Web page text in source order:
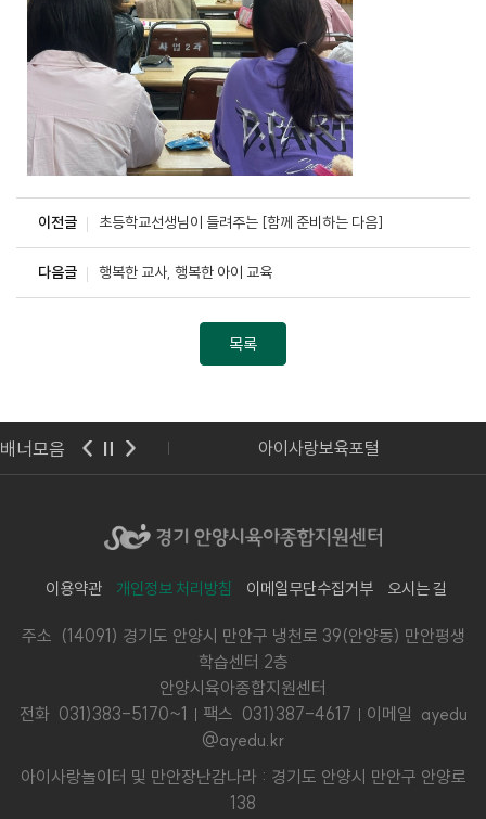
이전글 초등학교선생님이 들려주는 [함께 준비하는 다음]
다음글 행복한 교사, 행복한 아이 교육
목록
배너모음
교육청 아이사랑보육포털
이용약관 개인정보 처리방침 이메일무단수집거부 오시는 길
주소 (14091) 경기도 안양시 만안구 냉천로 39(안양동) 만안평생
학습센터 2층
안양시육아종합지원센터
전화 031)383-5170~1 팩스 031)387-4617
이메일 ayedu
@ayedu.kr
아이사랑놀이터 및 만안장난감나라 : 경기도 안양시 만안구 안양로
138